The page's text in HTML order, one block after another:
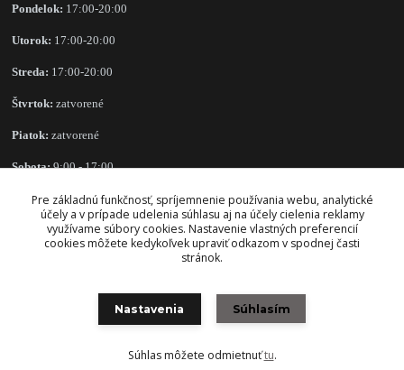
Pondelok: 17:00-20:00
Utorok: 17:00-20:00
Streda: 17:00-20:00
Štvrtok: zatvorené
Piatok: zatvorené
Sobota:9:00 - 17:00
Nedeľa: zatvorené
Vytvorené na Eshop-rychlo.sk
Pre základnú funkčnosť, spríjemnenie používania webu, analytické
účely a v prípade udelenia súhlasu aj na účely cielenia reklamy
využívame súbory cookies. Nastavenie vlastných preferencií
cookies môžete kedykoľvek upraviť odkazom v spodnej časti
stránok.
Nastavenia Súhlasím
Súhlas môžete odmietnuťtu.